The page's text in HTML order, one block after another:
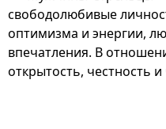
свободолюбивые
оптимизма и энергии,
впечатления. В
открытость, честность